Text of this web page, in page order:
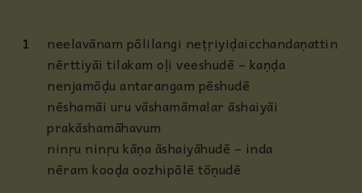
1
neelavānam pōlilangi neṭṛiyiḍaicchandaṇattin
nērttiyāi tilakam oḷi veeshudē – kaṇḍa
nenjamōḍu antarangam pēshudē
nēshamāi uru vāshamāmalar āshaiyāi
prakāshamāhavum
ninṛu ninṛu kāṇa āshaiyāhudē – inda
nēram kooḍa oozhipōlē tōṇudē